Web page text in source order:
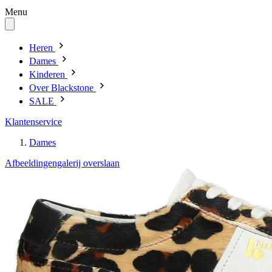
Menu
Heren
Dames
Kinderen
Over Blackstone
SALE
Klantenservice
Dames
Afbeeldingengalerij overslaan